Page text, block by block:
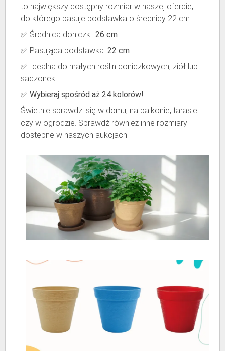
to największy dostępny rozmiar w naszej ofercie,
do którego pasuje podstawka o średnicy 22 cm.
✅ Średnica doniczki: 26 cm
✅ Pasująca podstawka: 22 cm
✅ Idealna do małych roślin doniczkowych, ziół lub
sadzonek
✅ Wybieraj spośród aż 24 kolorów!
Świetnie sprawdzi się w domu, na balkonie, tarasie
czy w ogrodzie. Sprawdź również inne rozmiary
dostępne w naszych aukcjach!